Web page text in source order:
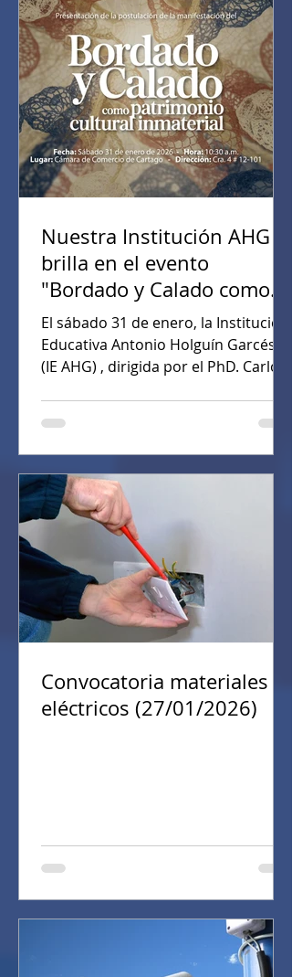
Nuestra Institución AHG
brilla en el evento
"Bordado y Calado como
patrimonio cultural
inmaterial"
El sábado 31 de enero, la Institución
Educativa Antonio Holguín Garcés
(IE AHG) , dirigida por el PhD. Carlos
"Bordado y Calado como patrimonio
cultural inmaterial", organizado por
la Gobernación del Valle del Cauca y
la Alcaldía de Cartago en la Cámara
de Comercio. Esta participación
fortaleció nuestro compromiso con
la formación integral , articulando la
preservación del patrimonio
artesanal vallecaucano con la
Convocatoria materiales
eléctricos (27/01/2026)